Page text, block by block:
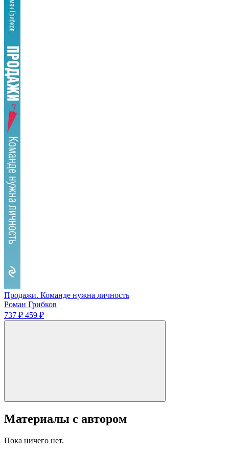
Продажи. Команде нужна личность
Роман Грибков
737 ₽ 459 ₽
Материалы с автором
Пока ничего нет.